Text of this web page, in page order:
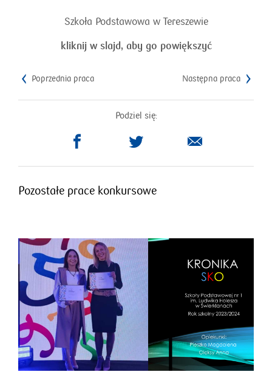
Szkoła Podstawowa w Tereszewie
kliknij w slajd, aby go powiększyć
Poprzednia praca Następna praca
Podziel się:
otworzy
w
nowym
oknie
otworzy
w
nowym
oknie
Pozostałe prace konkursowe